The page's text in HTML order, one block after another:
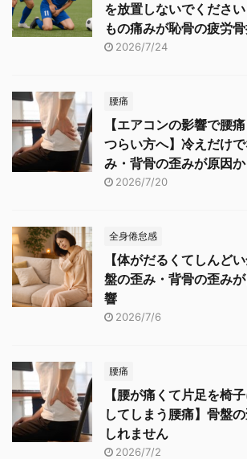
を放置しないでくださ
もの痛みが恥骨の疲労
2026/7/24
腰痛
【エアコンの影響で腰
つらい方へ】冷えだけ
み・背骨の歪みが原因
2026/7/20
全身倦怠感
【体がだるくてしんど
盤の歪み・背骨の歪み
響
2026/7/6
腰痛
【腰が痛くて片足を椅
してしまう腰痛】骨盤
しれません
2026/7/2